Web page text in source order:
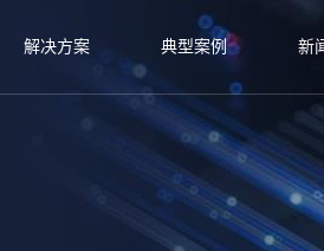
解决方案 典型案例 新